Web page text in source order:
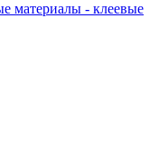
материалы - клеевые